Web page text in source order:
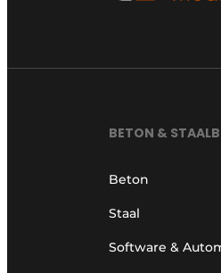
BETON &
Beton
Staal
Software &